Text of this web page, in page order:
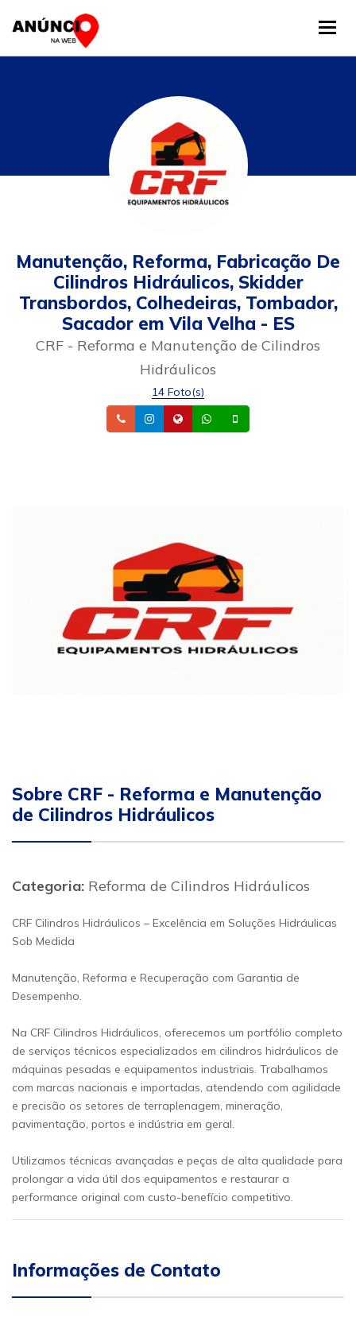
Manutenção, Reforma, Fabricação De
Cilindros Hidráulicos, Skidder
Transbordos, Colhedeiras, Tombador,
Sacador em Vila Velha - ES
CRF - Reforma e Manutenção de Cilindros
Hidráulicos
14 Foto(s)
TelefoneInstagram
Site Whatsapp
Sobre CRF - Reforma e Manutenção
de Cilindros Hidráulicos
Categoria: Reforma de Cilindros Hidráulicos
CRF Cilindros Hidráulicos – Excelência em Soluções Hidráulicas
Sob Medida
Manutenção, Reforma e Recuperação com Garantia de
Desempenho.
Na CRF Cilindros Hidráulicos, oferecemos um portfólio completo
de serviços técnicos especializados em cilindros hidráulicos de
máquinas pesadas e equipamentos industriais. Trabalhamos
com marcas nacionais e importadas, atendendo com agilidade
e precisão os setores de terraplenagem, mineração,
pavimentação, portos e indústria em geral.
Utilizamos técnicas avançadas e peças de alta qualidade para
prolongar a vida útil dos equipamentos e restaurar a
performance original com custo-benefício competitivo.
Informações de Contato